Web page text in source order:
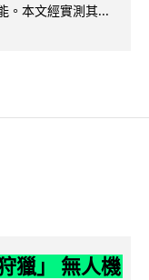
。本文經實測其...
獵」 無人機